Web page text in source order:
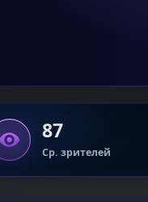
87
Ср. зрителей